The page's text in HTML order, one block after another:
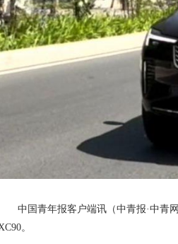
中国青年报客户端讯（中青报·中青
。